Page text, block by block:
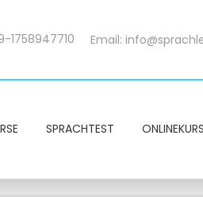
1758947710 Email:
SPRACHTEST